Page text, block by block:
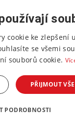
cookie ke zlepšení
se všemi
souborů cookie.
PŘIJMOUT
PODROBNOSTI